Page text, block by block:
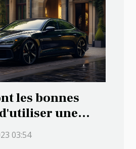
les bonnes
une
?
03:54